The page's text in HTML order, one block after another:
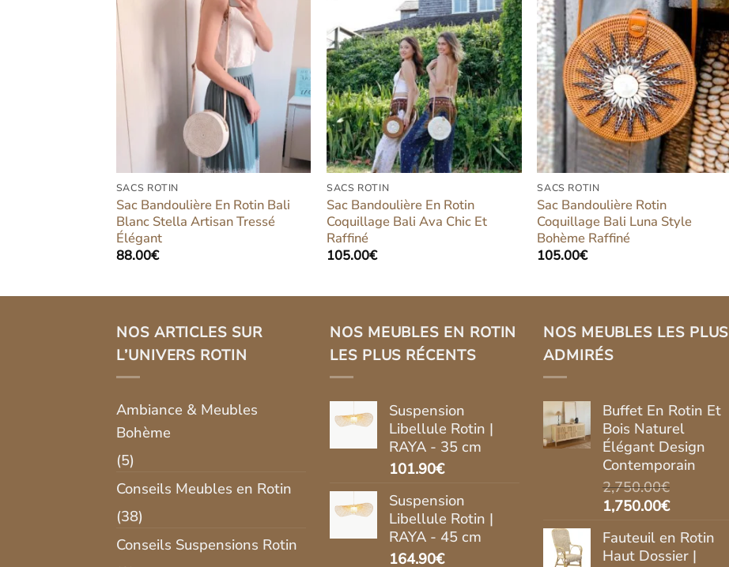
Ajouter
à la liste
d’envies
SACS ROTIN
Sac Bandoulière En Rotin Bali
Blanc Stella Artisan Tressé
Élégant
88.00€
Ajouter
à la liste
d’envies
SACS ROTIN
Sac Bandoulière En Rotin
Coquillage Bali Ava Chic Et
Raffiné
105.00€
Ajouter
à la liste
d’envies
SACS ROTIN
Sac Bandoulière Rotin
Coquillage Bali Luna Style
Bohème Raffiné
105.00€
NOS ARTICLES SUR
L’UNIVERS ROTIN
Ambiance & Meubles
Bohème
(5)
Conseils Meubles en Rotin
(38)
Conseils Suspensions Rotin
NOS MEUBLES EN ROTIN
LES PLUS RÉCENTS
Suspension
Libellule Rotin |
RAYA - 35 cm
101.90€
Suspension
Libellule Rotin |
RAYA - 45 cm
164.90€
NOS MEUBLES LES PLUS
ADMIRÉS
Buffet En Rotin Et
Bois Naturel
Élégant Design
Contemporain
2,750.00€
Le
initial
était :
1,750.00€Le
actuel
est :
Fauteuil en Rotin
Haut Dossier |